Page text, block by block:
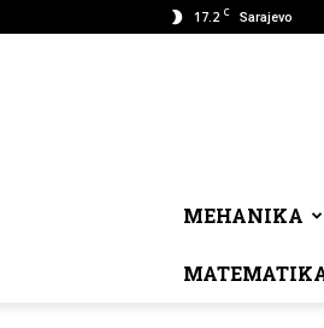
17.2 C Sarajevo
MEHANIKA